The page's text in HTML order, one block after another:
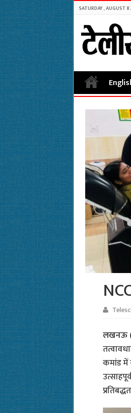
SATURDAY , AUGUST
लखनऊ
कमांड में